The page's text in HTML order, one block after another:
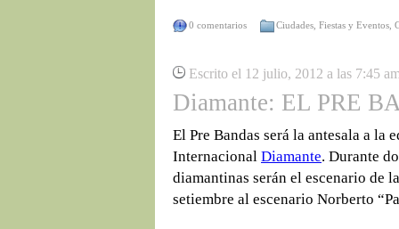
0 comentarios Ciudades Fiestas y Eventos
Escrito el 12 julio, 2012 a las 7:45
Diamante: EL PRE
El Pre Bandas será la antesala a
Internacional Diamante. Durante
diamantinas serán el escenario de
setiembre al escenario Norberto